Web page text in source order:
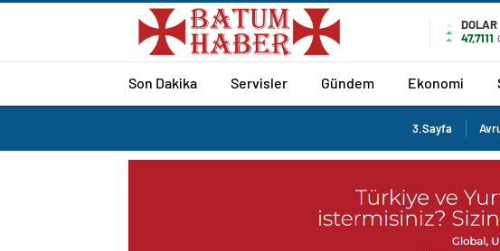
DOLAR
47,7111
Son Dakika Servisler Gündem Ekonomi
3.Sayfa